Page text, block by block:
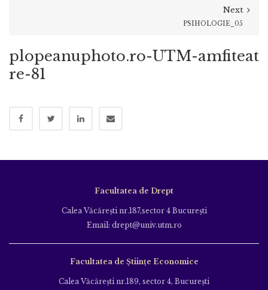
Next
PSIHOLOGIE_05
plopeanuphoto.ro-UTM-amfiteat
re-81
Facultatea de Drept
Calea Văcăreşti nr.187,sector 4 Bucureşti
Email: drept@univ.utm.ro
Facultatea de Științe Economice
Calea Văcăreşti nr.189, sector 4, Bucureşti